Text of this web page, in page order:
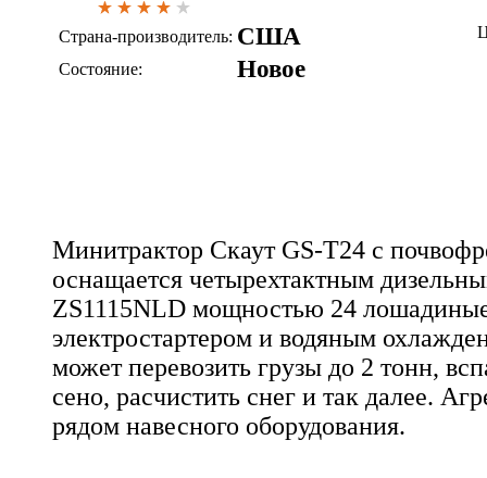
Страна-производитель: США
Состояние: Новое
Минитрактор Скаут GS-T24 с
оснащается четырехтактным
ZS1115NLD мощностью 24
электростартером и водяным
может перевозить грузы до 2 тонн,
сено, расчистить снег и так далее.
рядом навесного оборудования.